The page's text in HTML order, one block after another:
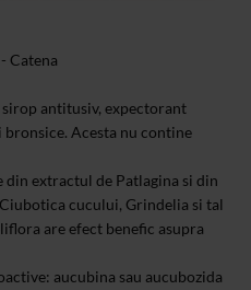
Catena
antitusiv, expectorant
Acesta nu contine
extractul de Patlagina si din
cucului, Grindelia si tal
are efect benefic asupra
aucubina sau aucubozida